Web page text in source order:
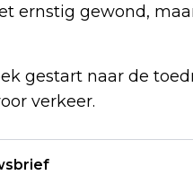
ernstig gewond,
gestart naar de
verkeer.